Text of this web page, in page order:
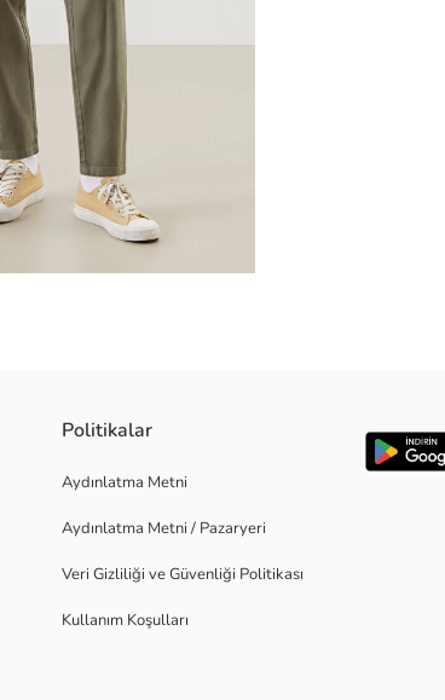
Politikalar
Aydınlatma Metni
Aydınlatma Metni / Pazaryeri
Veri Gizliliği ve Güvenliği Politikası
Kullanım Koşulları